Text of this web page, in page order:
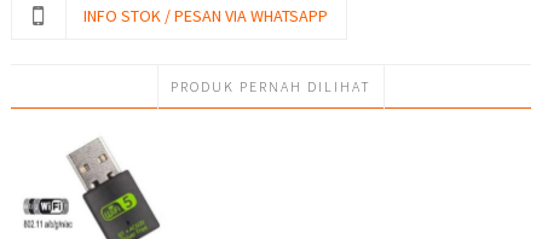
INFO STOK / PESAN VIA WHATSAPP
PRODUK PERNAH DILIHAT